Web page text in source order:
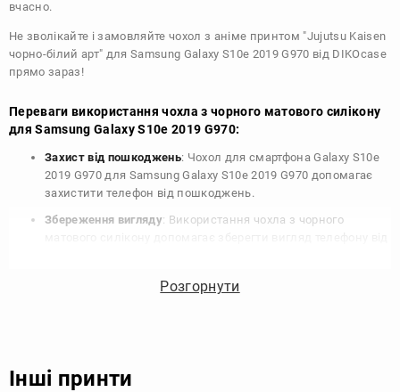
вчасно.
Не зволікайте і замовляйте чохол з аніме принтом "Jujutsu Kaisen
чорно-білий арт" для Samsung Galaxy S10e 2019 G970 від DIKOcase
прямо зараз!
Переваги використання чохла з чорного матового силікону
для Samsung Galaxy S10e 2019 G970:
Захист від пошкоджень: Чохол для смартфона Galaxy S10e
2019 G970 для Samsung Galaxy S10e 2019 G970 допомагає
захистити телефон від пошкоджень.
Збереження вигляду: Використання чохла з чорного
Збереження цінності: Чохол з чорного матового силікону
для Samsung Galaxy S10e 2019 G970 з чорного матового
Розгорнути
Інші принти